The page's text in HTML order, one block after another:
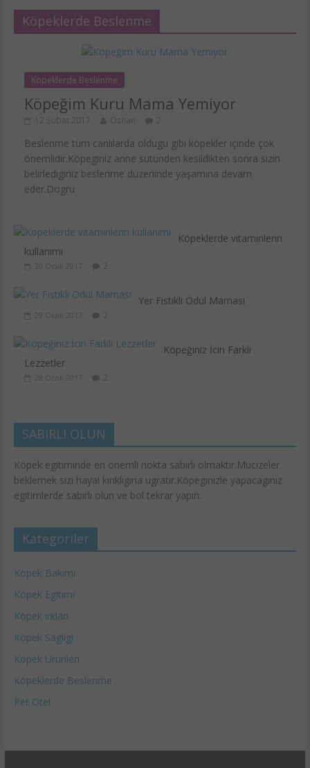
Köpeklerde Beslenme
Köpeklerde Beslenme
Köpeğim Kuru Mama Yemiyor
12 Şubat 2017 Özhan
Beslenme tüm canlılarda oldugu gibi köpekler içinde çok
önemlidir.Köpeginiz anne sütünden kesildikten sonra sizin
belirlediginiz beslenme düzeninde yaşamına devam
eder.Dogru
Köpeklerde vitaminlerin
kullanımı
Yer Fıstıklı Ödül Maması
Köpeğiniz İcin Farklı
Lezzetler
SABIRLI OLUN
Köpek egitiminde en önemli nokta sabırlı olmaktir.Mucizeler
beklemek sizi hayal kırıklıgına ugratır.Köpegınızle yapacagınız
egitimlerde sabırlı olun ve bol tekrar yapın.
Kategoriler
Köpek Bakımı
Köpek Egitimi
Köpek ırkları
Köpek Sagligi
Köpek Ürünleri
Köpeklerde Beslenme
Pet Otel